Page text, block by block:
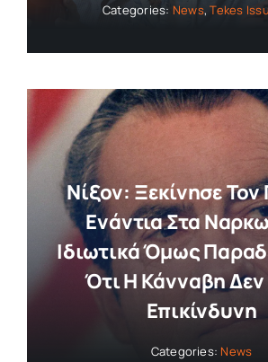
Categories: News,Tekes
Νίξον: Ξεκίνησε
Ενάντια Στα
Ιδιωτικά Όμως
Ότι Η Κάνναβη Δεν
Επικίνδυνη
Categories: News